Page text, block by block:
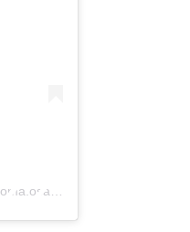
fu*franふふらん | 医療・介護に寄り添うアロマセラピスト(@fufran_aroma.osaka)がシェアした投稿